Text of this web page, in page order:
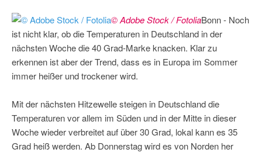
© Adobe Stock / FotoliaBonn - Noch
ist nicht klar, ob die Temperaturen in Deutschland in der
nächsten Woche die 40 Grad-Marke knacken. Klar zu
erkennen ist aber der Trend, dass es in Europa im Sommer
immer heißer und trockener wird.
Mit der nächsten Hitzewelle steigen in Deutschland die
Temperaturen vor allem im Süden und in der Mitte in dieser
Woche wieder verbreitet auf über 30 Grad, lokal kann es 35
Grad heiß werden. Ab Donnerstag wird es von Norden her